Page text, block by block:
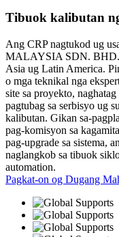
Tibuok kalibutan
Ang CRP nagtukod ug
MALAYSIA SDN. BHD.)
Asia ug Latin America.
o mga teknikal nga
site sa proyekto,
pagtubag sa serbisyo ug
kalibutan. Gikan sa-
pag-komisyon sa
pag-upgrade sa sistema,
naglangkob sa tibuok
automation.
Pagkat-on og Dugang